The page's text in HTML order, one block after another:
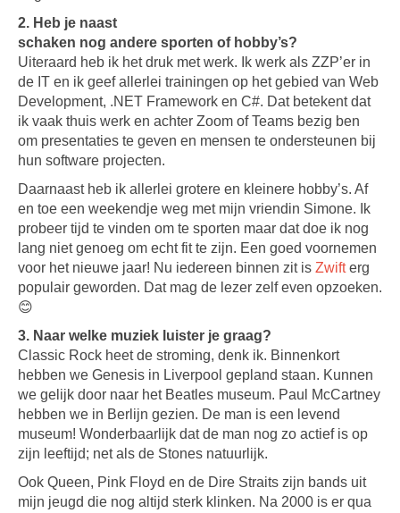
2. Heb je naast
schaken nog andere sporten of hobby’s?
Uiteraard heb ik het druk met werk. Ik werk als ZZP’er in
de IT en ik geef allerlei trainingen op het gebied van Web
Development, .NET Framework en C#. Dat betekent dat
ik vaak thuis werk en achter Zoom of Teams bezig ben
om presentaties te geven en mensen te ondersteunen bij
hun software projecten.
Daarnaast heb ik allerlei grotere en kleinere hobby’s. Af
en toe een weekendje weg met mijn vriendin Simone. Ik
probeer tijd te vinden om te sporten maar dat doe ik nog
lang niet genoeg om echt fit te zijn. Een goed voornemen
voor het nieuwe jaar! Nu iedereen binnen zit is Zwifterg
populair geworden. Dat mag de lezer zelf even opzoeken.
😊
3. Naar welke muziek luister je graag?
Classic Rock heet de stroming, denk ik. Binnenkort
hebben we Genesis in Liverpool gepland staan. Kunnen
we gelijk door naar het Beatles museum. Paul McCartney
hebben we in Berlijn gezien. De man is een levend
museum! Wonderbaarlijk dat de man nog zo actief is op
zijn leeftijd; net als de Stones natuurlijk.
Ook Queen, Pink Floyd en de Dire Straits zijn bands uit
mijn jeugd die nog altijd sterk klinken. Na 2000 is er qua